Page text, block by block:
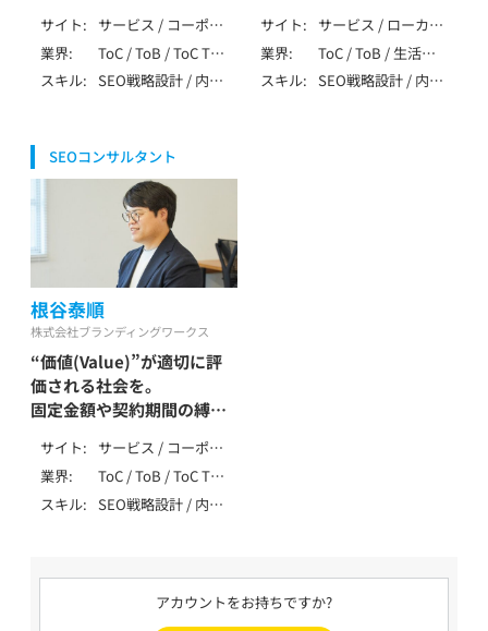
グ
徳田 祐希 / Tokuda Yuki
サイト
サービス / コーポレ
ート / ローカル / メ
ディア / EC / ポータ
ル・DB / 多言語
業界
ToC / ToB / ToC ToB
/ マーケティング・
IT・テクノロジー /
等） / 健康食品・ウォ
ーターサーバー / レ
ンタル / 医療・健康・
病院・クリニック /
教育・学習・スクール
/ 旅行・観光・ホテル /
物流・倉庫 / エンタ
メ・メディア / 士業
（弁護士・税理士・行
政書士・社労士等） /
自治体・公共・NPO
スキル
SEO戦略設計 / 内部
DB・大規模SEO / デ
ータ分析（GA4・
Search Console） /
SEO内製化支援 /
LLMO / 大手企業支
援 / 上場企業支援 /
SEO歴10年以上
サイト
サービス / ローカル
/ メディア
業界
ToC / ToB / 生活全
般（不用品・アパレ
ル・家事） / 旅行・観
スキル
SEO戦略設計 / 内部
SEOコンサルタント
根谷泰順
株式会社ブランディングワークス
“価値(Value)”が適切に評
価される社会を。
固定金額や契約期間の縛り
根谷 泰順 / Neya Taijun
サイト
サービス / コーポレ
ート / ローカル / メ
ディア / アフィリエ
イト / EC / ポータ
業界
ToC / ToB / ToC ToB
/ マーケティング・
IT・テクノロジー /
等） / 生活全般（不用
品・アパレル・家事） /
スキル
SEO戦略設計 / 内部
ペナルティ解除 / デ
アカウントをお持ちですか?